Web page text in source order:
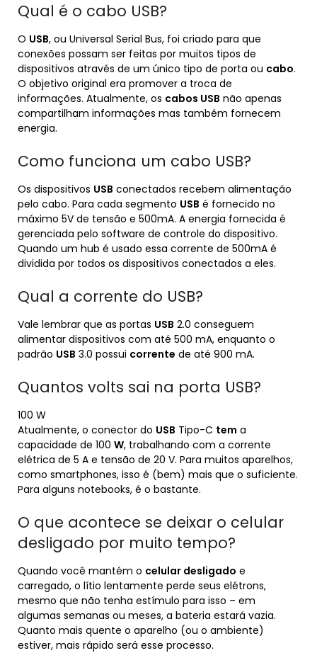
Qual é o cabo USB?
O USB, ou Universal Serial Bus, foi criado para que
conexões possam ser feitas por muitos tipos de
dispositivos através de um único tipo de porta ou cabo.
O objetivo original era promover a troca de
informações. Atualmente, os cabos USB não apenas
compartilham informações mas também fornecem
energia.
Como funciona um cabo USB?
Os dispositivos USB conectados recebem alimentação
pelo cabo. Para cada segmento USB é fornecido no
máximo 5V de tensão e 500mA. A energia fornecida é
gerenciada pelo software de controle do dispositivo.
Quando um hub é usado essa corrente de 500mA é
dividida por todos os dispositivos conectados a eles.
Qual a corrente do USB?
Vale lembrar que as portas USB 2.0 conseguem
alimentar dispositivos com até 500 mA, enquanto o
padrão USB 3.0 possui corrente de até 900 mA.
Quantos volts sai na porta USB?
100 W
Atualmente, o conector do USB Tipo-C tem a
capacidade de 100 W, trabalhando com a corrente
elétrica de 5 A e tensão de 20 V. Para muitos aparelhos,
como smartphones, isso é (bem) mais que o suficiente.
Para alguns notebooks, é o bastante.
O que acontece se deixar o celular
desligado por muito tempo?
Quando você mantém o celular desligado e
carregado, o lítio lentamente perde seus elétrons,
mesmo que não tenha estímulo para isso – em
algumas semanas ou meses, a bateria estará vazia.
Quanto mais quente o aparelho (ou o ambiente)
estiver, mais rápido será esse processo.